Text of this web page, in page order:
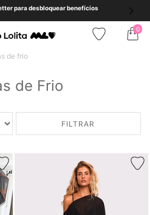
para desbloquear benefícios
0
de frio
de Frio
FILTRAR